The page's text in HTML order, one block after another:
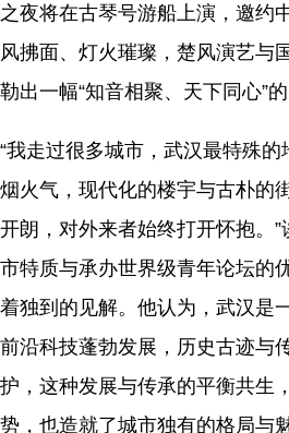
之夜将在古琴号游船上演，邀约
风拂面、灯火璀璨，楚风演艺与
勒出一幅“知音相聚、天下同心”的
“我走过很多城市，武汉最特殊
烟火气，现代化的楼宇与古朴的
开朗，对外来者始终打开怀抱。
市特质与承办世界级青年论坛的
着独到的见解。他认为，武汉是
前沿科技蓬勃发展，历史古迹与
护，这种发展与传承的平衡共生
势，也造就了城市独有的格局与